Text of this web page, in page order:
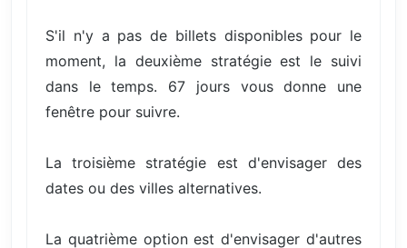
S'il n'y a pas de billets disponibles pour le
moment, la deuxième stratégie est le suivi
dans le temps. 67 jours vous donne une
fenêtre pour suivre.
La troisième stratégie est d'envisager des
dates ou des villes alternatives.
La quatrième option est d'envisager d'autres